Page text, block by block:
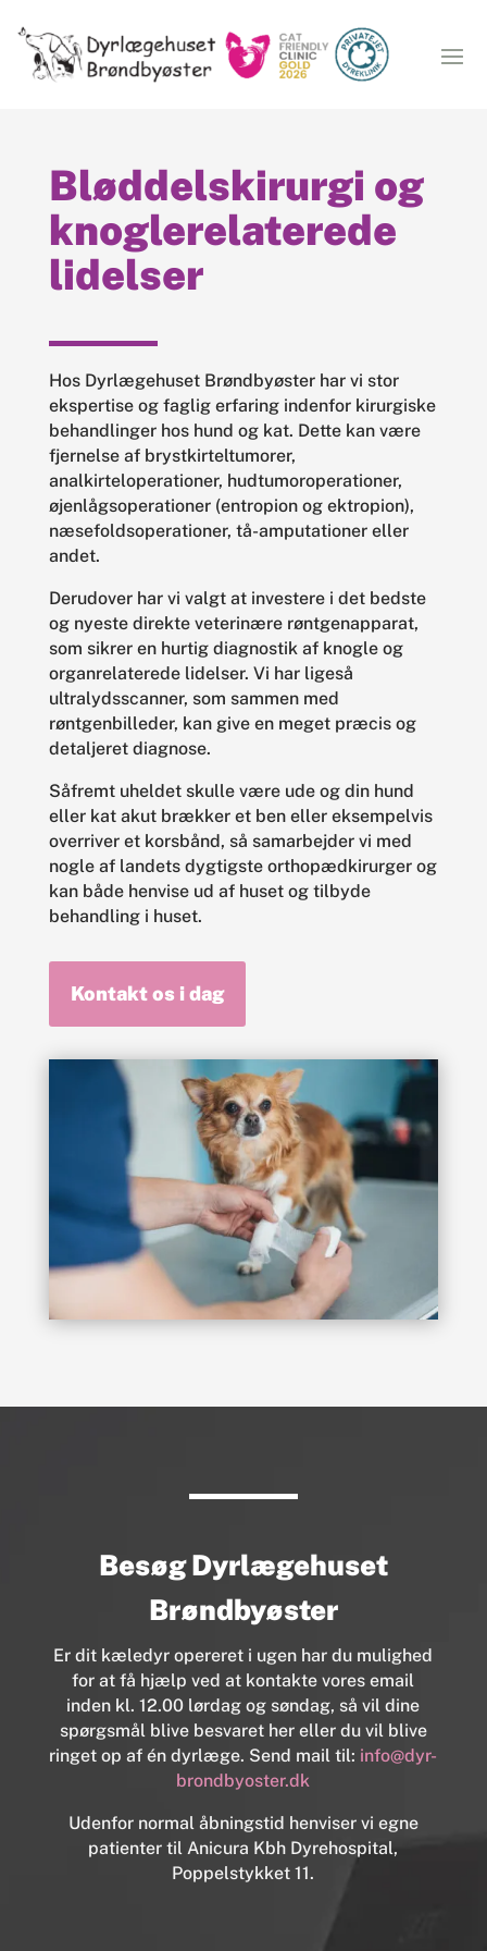
Bløddelskirurgi og
knoglerelaterede
lidelser
Hos Dyrlægehuset Brøndbyøster har vi stor
ekspertise og faglig erfaring indenfor kirurgiske
behandlinger hos hund og kat. Dette kan være
fjernelse af brystkirteltumorer,
analkirteloperationer, hudtumoroperationer,
øjenlågsoperationer (entropion og ektropion),
næsefoldsoperationer, tå-amputationer eller
andet.
Derudover har vi valgt at investere i det bedste
og nyeste direkte veterinære røntgenapparat,
som sikrer en hurtig diagnostik af knogle og
organrelaterede lidelser. Vi har ligeså
ultralydsscanner, som sammen med
røntgenbilleder, kan give en meget præcis og
detaljeret diagnose.
Såfremt uheldet skulle være ude og din hund
eller kat akut brækker et ben eller eksempelvis
overriver et korsbånd, så samarbejder vi med
nogle af landets dygtigste orthopædkirurger og
kan både henvise ud af huset og tilbyde
behandling i huset.
Kontakt os i dag
Besøg Dyrlægehuset
Brøndbyøster
Er dit kæledyr opereret i ugen har du mulighed
for at få hjælp ved at kontakte vores email
inden kl. 12.00 lørdag og søndag, så vil dine
spørgsmål blive besvaret her eller du vil blive
ringet op af én dyrlæge. Send mail til: info@dyr-
brondbyoster.dk
Udenfor normal åbningstid henviser vi egne
patienter til Anicura Kbh Dyrehospital,
Poppelstykket 11.